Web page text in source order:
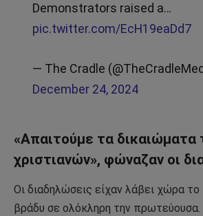
Demonstrators raised a…
pic.twitter.com/EcH19eaDd7
— The Cradle
December 24, 2024
«Απαιτούμε τα δικαιώματα
χριστιανών», φώναζαν οι
Οι διαδηλώσεις είχαν λάβει χώρα
βράδυ σε ολόκληρη την πρωτεύουσα.